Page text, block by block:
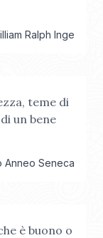
Ralph Inge
teme di
un bene
Anneo Seneca
è buono o